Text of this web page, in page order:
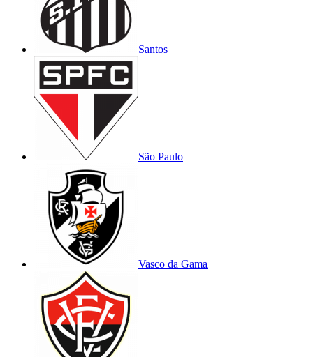
Santos
São Paulo
Vasco da Gama